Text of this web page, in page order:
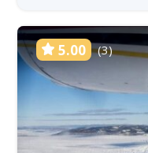
5.00 (3)